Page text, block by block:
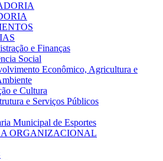
e Finanças
Social
Econômico, Agricultura e
e Cultura
e Serviços Públicos
Municipal de Esportes
ORGANIZACIONAL